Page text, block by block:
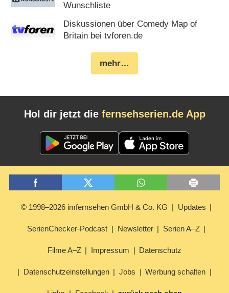
Wunschliste
Diskussionen über Comedy Map of
Britain bei tvforen.de
mehr…
Hol dir jetzt die fernsehserien.de App
© 1998–2026 imfernsehen GmbH & Co. KG Updates
SerienChecker-Podcast Newsletter Serien A–Z
Filme A–Z Impressum Datenschutz
Datenschutzeinstellungen Jobs Werbung schalten